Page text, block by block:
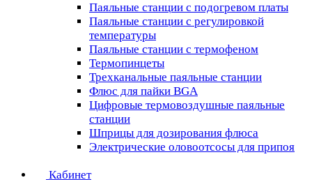
Паяльные станции с подогревом платы
Паяльные станции с регулировкой
температуры
Паяльные станции с термофеном
Термопинцеты
Трехканальные паяльные станции
Флюс для пайки BGA
Цифровые термовоздушные паяльные
станции
Шприцы для дозирования флюса
Электрические оловоотсосы для припоя
Кабинет